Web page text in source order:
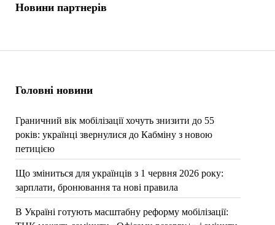
Головні новини
Граничний вік мобілізації хочуть знизити до 55
років: українці звернулися до Кабміну з новою
петицією
Що зміниться для українців з 1 червня 2026 року:
зарплати, бронювання та нові правила
В Україні готують масштабну реформу мобілізації:
Новини партнерів